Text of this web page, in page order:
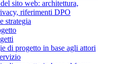
sito web: architettura,
riferimenti DPO
strategia
di progetto in base agli attori